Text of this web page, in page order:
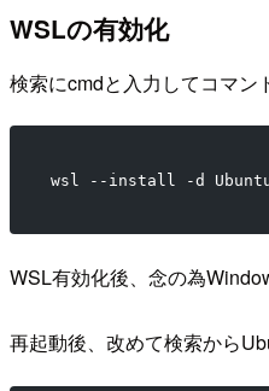
WSLの有効化
検索にcmdと入力してコマン
wsl --install -d
WSL有効化後、念の為
再起動後、改めて検索から